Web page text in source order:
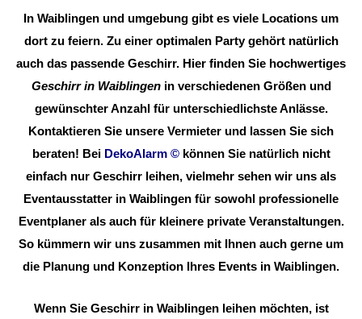
In Waiblingen und umgebung gibt es viele Locations um
dort zu feiern. Zu einer optimalen Party gehört natürlich
auch das passende Geschirr. Hier finden Sie hochwertiges
Geschirr in Waiblingenin verschiedenen Größen und
gewünschter Anzahl für unterschiedlichste Anlässe.
Kontaktieren Sie unsere Vermieter und lassen Sie sich
beraten! Bei DekoAlarm © können Sie natürlich nicht
einfach nur Geschirr leihen, vielmehr sehen wir uns als
Eventausstatter in Waiblingen für sowohl professionelle
Eventplaner als auch für kleinere private Veranstaltungen.
So kümmern wir uns zusammen mit Ihnen auch gerne um
die Planung und Konzeption Ihres Events in Waiblingen.
Wenn Sie Geschirr in Waiblingen leihen möchten, ist